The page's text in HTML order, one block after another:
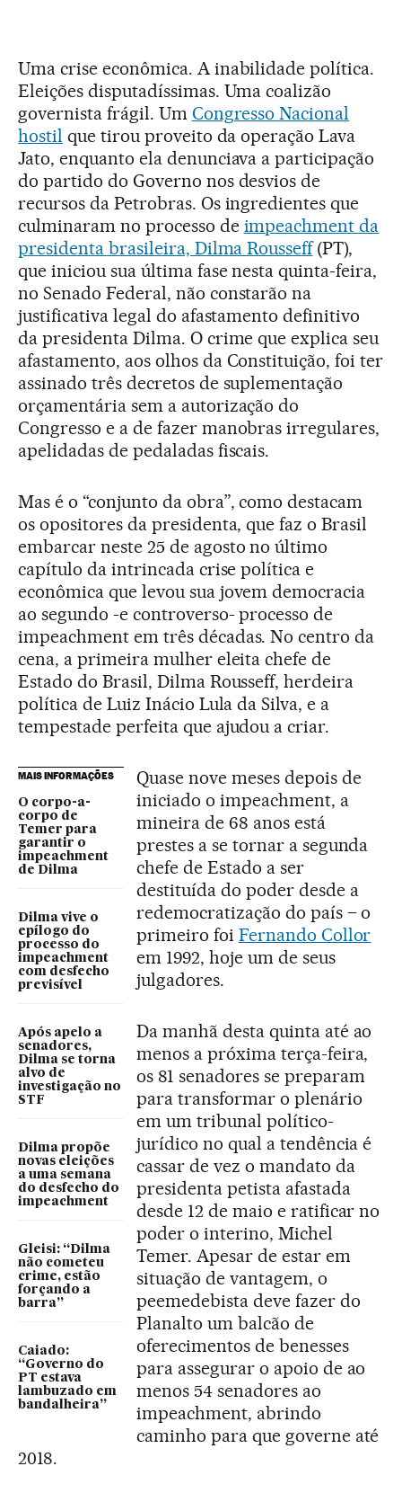
Uma crise econômica. A inabilidade política.
Eleições disputadíssimas. Uma coalizão
governista frágil. Um Congresso Nacional
hostil que tirou proveito da operação Lava
Jato, enquanto ela denunciava a participação
do partido do Governo nos desvios de
recursos da Petrobras. Os ingredientes que
culminaram no processo de impeachment da
presidenta brasileira, Dilma Rousseff(PT),
que iniciou sua última fase nesta quinta-feira,
no Senado Federal, não constarão na
justificativa legal do afastamento definitivo
da presidenta Dilma. O crime que explica seu
afastamento, aos olhos da Constituição, foi ter
assinado três decretos de suplementação
orçamentária sem a autorização do
Congresso e a de fazer manobras irregulares,
apelidadas de pedaladas fiscais.
Mas é o “conjunto da obra”, como destacam
os opositores da presidenta, que faz o Brasil
embarcar neste 25 de agosto no último
capítulo da intrincada crise política e
econômica que levou sua jovem democracia
ao segundo -e controverso- processo de
impeachment em três décadas. No centro da
cena, a primeira mulher eleita chefe de
Estado do Brasil, Dilma Rousseff, herdeira
política de Luiz Inácio Lula da Silva, e a
tempestade perfeita que ajudou a criar.
MAIS INFORMAÇÕES
O corpo-a-
corpo de
Temer para
garantir o
impeachment
de Dilma
Dilma vive o
epílogo do
processo do
impeachment
com desfecho
previsível
Após apelo a
senadores,
Dilma se torna
alvo de
investigação no
STF
Dilma propõe
novas eleições
a uma semana
do desfecho do
impeachment
Gleisi: “Dilma
não cometeu
crime, estão
forçando a
barra”
Caiado:
“Governo do
PT estava
lambuzado em
bandalheira”
Quase nove meses depois de
iniciado o impeachment, a
mineira de 68 anos está
prestes a se tornar a segunda
chefe de Estado a ser
destituída do poder desde a
redemocratização do país – o
primeiro foi Fernando Collor
em 1992, hoje um de seus
julgadores.
Da manhã desta quinta até ao
menos a próxima terça-feira,
os 81 senadores se preparam
para transformar o plenário
em um tribunal político-
jurídico no qual a tendência é
cassar de vez o mandato da
presidenta petista afastada
desde 12 de maio e ratificar no
poder o interino, Michel
Temer. Apesar de estar em
situação de vantagem, o
peemedebista deve fazer do
Planalto um balcão de
oferecimentos de benesses
para assegurar o apoio de ao
menos 54 senadores ao
impeachment, abrindo
caminho para que governe até
2018.